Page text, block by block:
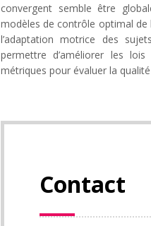
convergent semble être
modèles de contrôle optimal de
l’adaptation motrice des
permettre d’améliorer les
métriques pour évaluer la qualité
Contact